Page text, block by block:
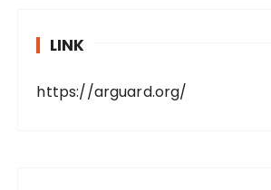
LINK
https://arguard.org/